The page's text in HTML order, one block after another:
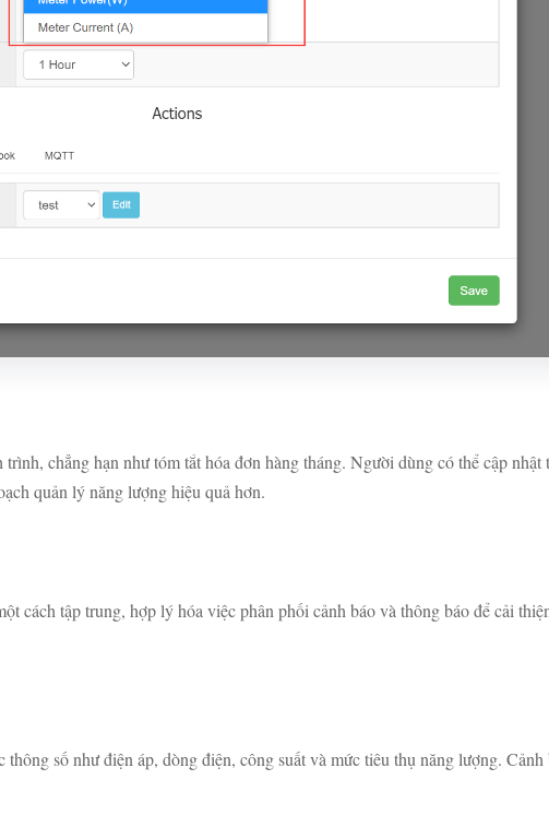
chẳng hạn như tóm tắt hóa đơn hàng tháng. Người dùng có thể cập
quản lý năng lượng hiệu quả hơn.
cách tập trung, hợp lý hóa việc phân phối cảnh báo và thông báo để cải
số như điện áp, dòng điện, công suất và mức tiêu thụ năng lượng.